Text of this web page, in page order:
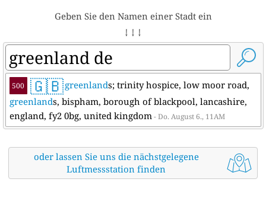
Geben Sie den Namen einer Stadt ein
↓ ↓ ↓
500 🇬🇧greenlands; trinity hospice, low moor road,
greenlands, bispham, borough of blackpool, lancashire,
england, fy2 0bg, united kingdom- Do. August 6., 11AM
oder lassen Sie uns die nächstgelegene
Luftmessstation finden